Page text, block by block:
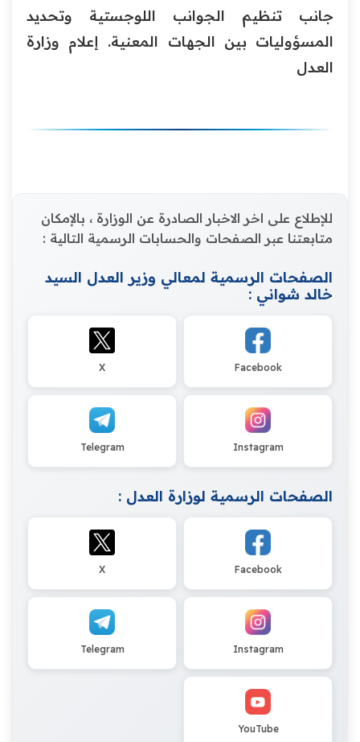
جانب تنظيم الجوانب اللوجستية وتحديد
المسؤوليات بين الجهات المعنية. إعلام وزارة
العدل
للإطلاع على اخر الاخبار الصادرة عن الوزارة ، بالإمكان
متابعتنا عبر الصفحات والحسابات الرسمية التالية :
الصفحات الرسمية لمعالي وزير العدل السيد
خالد شواني :
Facebook
X
Instagram
Telegram
الصفحات الرسمية لوزارة العدل :
Facebook
X
Instagram
Telegram
YouTube